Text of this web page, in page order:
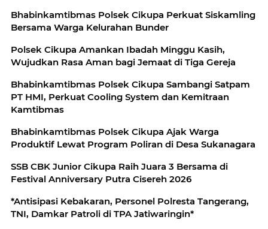
Bhabinkamtibmas Polsek Cikupa Perkuat Siskamling
Bersama Warga Kelurahan Bunder
Polsek Cikupa Amankan Ibadah Minggu Kasih,
Wujudkan Rasa Aman bagi Jemaat di Tiga Gereja
Bhabinkamtibmas Polsek Cikupa Sambangi Satpam
PT HMI, Perkuat Cooling System dan Kemitraan
Kamtibmas
Bhabinkamtibmas Polsek Cikupa Ajak Warga
Produktif Lewat Program Poliran di Desa Sukanagara
SSB CBK Junior Cikupa Raih Juara 3 Bersama di
Festival Anniversary Putra Cisereh 2026
*Antisipasi Kebakaran, Personel Polresta Tangerang,
TNI, Damkar Patroli di TPA Jatiwaringin*